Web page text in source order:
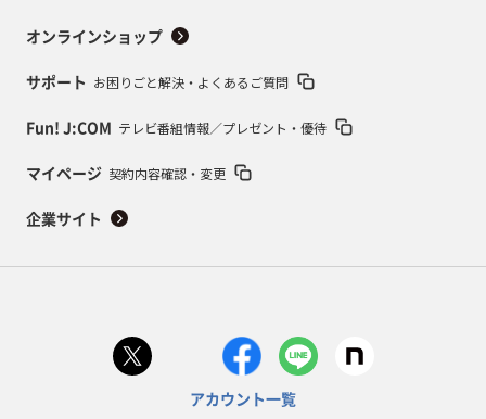
オンラインショップ
サポート お困りごと解決・よくあるご質問
Fun! J:COM テレビ番組情報／プレゼント・優待
マイページ 契約内容確認・変更
企業サイト
アカウント一覧